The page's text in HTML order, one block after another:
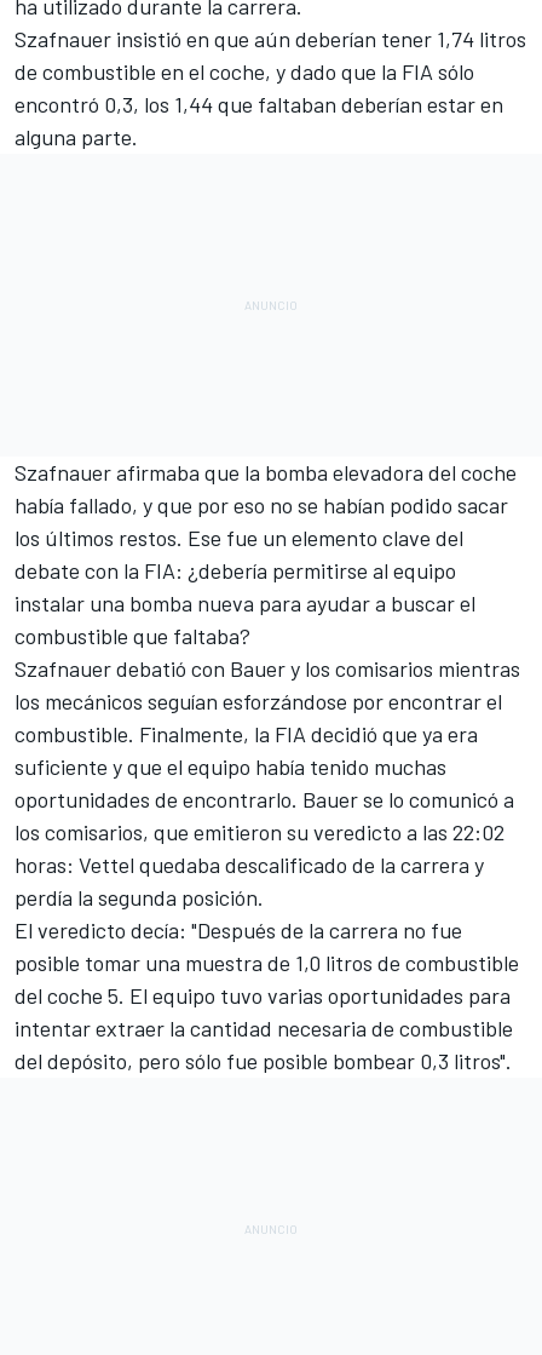
ha utilizado durante la carrera.
Szafnauer insistió en que aún deberían tener 1,74 litros
de combustible en el coche, y dado que la FIA sólo
encontró 0,3, los 1,44 que faltaban deberían estar en
alguna parte.
Szafnauer afirmaba que la bomba elevadora del coche
había fallado, y que por eso no se habían podido sacar
los últimos restos. Ese fue un elemento clave del
debate con la FIA: ¿debería permitirse al equipo
instalar una bomba nueva para ayudar a buscar el
combustible que faltaba?
Szafnauer debatió con Bauer y los comisarios mientras
los mecánicos seguían esforzándose por encontrar el
combustible. Finalmente, la FIA decidió que ya era
suficiente y que el equipo había tenido muchas
oportunidades de encontrarlo. Bauer se lo comunicó a
los comisarios, que emitieron su veredicto a las 22:02
horas: Vettel quedaba descalificado de la carrera y
perdía la segunda posición.
El veredicto decía: "Después de la carrera no fue
posible tomar una muestra de 1,0 litros de combustible
del coche 5. El equipo tuvo varias oportunidades para
intentar extraer la cantidad necesaria de combustible
del depósito, pero sólo fue posible bombear 0,3 litros".